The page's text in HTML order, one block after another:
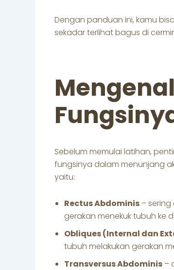
Dengan panduan ini, kamu
sekadar terlihat bagus di
Sebelum memulai latihan,
fungsinya dalam menunjang
yaitu:
Rectus Abdominis –
gerakan menekuk tubuh ke
Obliques (Internal dan
tubuh melakukan gerakan
Transversus Abdominis –